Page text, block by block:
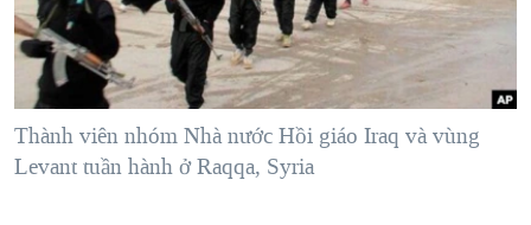
"Tìm"NGƯỜI VIỆT HẢI NGOẠI
ĐỜI SỐNG
KINH TẾ
TẠI
HÀNH TRÌNH BẦU CỬ 2024
MỘT NĂM CHIẾN TRANH TẠI DẢI GAZA
GIẢI MÃ VÀNH ĐAI & CON ĐƯỜNG
NGÀY TỊ NẠN THẾ GIỚI
VIDEO
NGHE
MẠNG XÃ HỘI
Thành viên nhóm Nhà nước Hồi giáo Iraq và vùng
Levant tuần hành ở Raqqa, Syria